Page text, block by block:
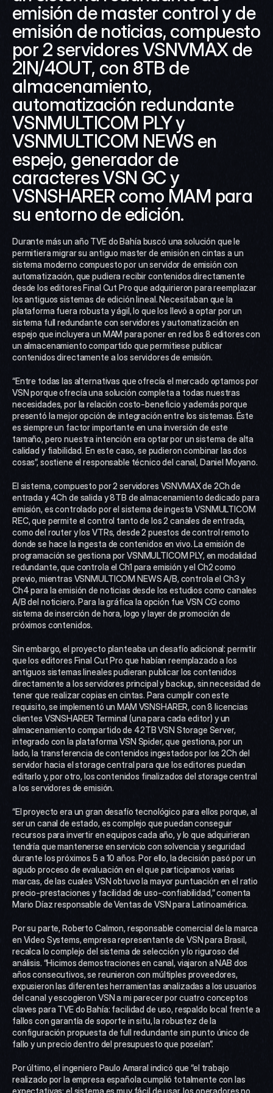
emisión de master control y de
emisión de noticias, compuesto
por 2 servidores VSNVMAX de
2IN/4OUT, con 8TB de
almacenamiento,
automatización redundante
VSNMULTICOM PLY y
VSNMULTICOM NEWS en
espejo, generador de
caracteres VSN GC y
VSNSHARER como MAM para
su entorno de edición.
Durante más un año TVE do Bahía buscó una solución que le
permitiera migrar su antiguo master de emisión en cintas a un
sistema moderno compuesto por un servidor de emisión con
automatización, que pudiera recibir contenidos directamente
desde los editores Final Cut Pro que adquirieron para reemplazar
los antiguos sistemas de edición lineal. Necesitaban que la
plataforma fuera robusta y ágil, lo que los llevó a optar por un
sistema full redundante con servidores y automatización en
espejo que incluyera un MAM para poner en red los 8 editores con
un almacenamiento compartido que permitiese publicar
contenidos directamente a los servidores de emisión.
“Entre todas las alternativas que ofrecía el mercado optamos por
VSN porque ofrecía una solución completa a todas nuestras
necesidades, por la relación costo-beneficio y además porque
presentó la mejor opción de integración entre los sistemas. Éste
es siempre un factor importante en una inversión de este
tamaño, pero nuestra intención era optar por un sistema de alta
calidad y fiabilidad. En este caso, se pudieron combinar las dos
cosas”, sostiene el responsable técnico del canal, Daniel Moyano.
El sistema, compuesto por 2 servidores VSNVMAX de 2Ch de
entrada y 4Ch de salida y 8TB de almacenamiento dedicado para
emisión, es controlado por el sistema de ingesta VSNMULTICOM
REC, que permite el control tanto de los 2 canales de entrada,
como del router y los VTRs, desde 2 puestos de control remoto
donde se hace la ingesta de contenidos en vivo. La emisión de
programación se gestiona por VSNMULTICOM PLY, en modalidad
redundante, que controla el Ch1 para emisión y el Ch2 como
previo, mientras VSNMULTICOM NEWS A/B, controla el Ch3 y
Ch4 para la emisión de noticias desde los estudios como canales
A/B del noticiero. Para la gráfica la opción fue VSN CG como
sistema de inserción de hora, logo y layer de promoción de
próximos contenidos.
Sin embargo, el proyecto planteaba un desafío adicional: permitir
que los editores Final Cut Pro que habían reemplazado a los
antiguos sistemas lineales pudieran publicar los contenidos
directamente a los servidores principal y backup, sin necesidad de
tener que realizar copias en cintas. Para cumplir con este
requisito, se implementó un MAM VSNSHARER, con 8 licencias
clientes VSNSHARER Terminal (una para cada editor) y un
almacenamiento compartido de 42TB VSN Storage Server,
integrado con la plataforma VSN Spider, que gestiona, por un
lado, la transferencia de contenidos ingestados por los 2Ch del
servidor hacia el storage central para que los editores puedan
editarlo y, por otro, los contenidos finalizados del storage central
a los servidores de emisión.
“El proyecto era un gran desafío tecnológico para ellos porque, al
ser un canal de estado, es complejo que puedan conseguir
recursos para invertir en equipos cada año, y lo que adquirieran
tendría que mantenerse en servicio con solvencia y seguridad
durante los próximos 5 a 10 años. Por ello, la decisión pasó por un
agudo proceso de evaluación en el que participamos varias
marcas, de las cuales VSN obtuvo la mayor puntuación en el ratio
precio-prestaciones y facilidad de uso-confiabilidad,” comenta
Mario Díaz responsable de Ventas de VSN para Latinoamérica.
Por su parte, Roberto Calmon, responsable comercial de la marca
en Video Systems, empresa representante de VSN para Brasil,
recalca lo complejo del sistema de selección y lo riguroso del
análisis. “Hicimos demostraciones en canal, viajaron a NAB dos
años consecutivos, se reunieron con múltiples proveedores,
expusieron las diferentes herramientas analizadas a los usuarios
del canal y escogieron VSN a mi parecer por cuatro conceptos
claves para TVE do Bahía: facilidad de uso, respaldo local frente a
fallos con garantía de soporte in situ, la robustez de la
configuración propuesta de full redundante sin punto único de
fallo y un precio dentro del presupuesto que poseían”.
Por último, el ingeniero Paulo Amaral indicó que “el trabajo
realizado por la empresa española cumplió totalmente con las
expectativas; el sistema es muy fácil de usar, los operadores no